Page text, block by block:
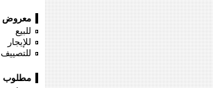
معروض
للبيع
للإيجار
للتصييف
مطلوب